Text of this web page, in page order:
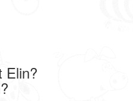
Elin?